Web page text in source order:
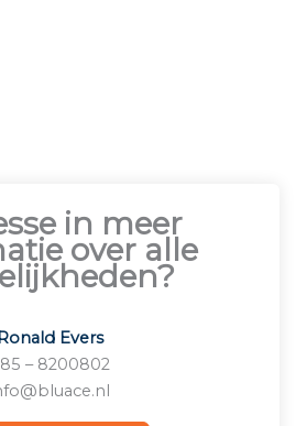
in meer
over alle
Ronald Evers
– 8200802